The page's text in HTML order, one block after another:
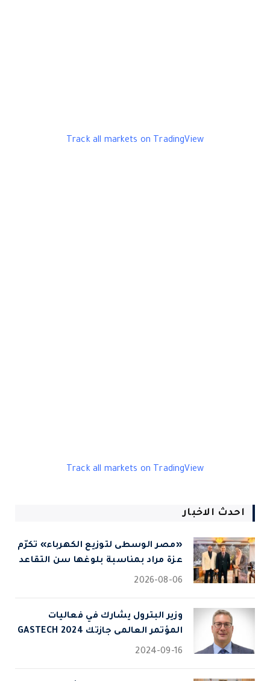
Track all markets on TradingView
Track all markets on TradingView
احدث الاخبار
«مصر الوسطى لتوزيع الكهرباء» تكرّم
عزة مراد بمناسبة بلوغها سن التقاعد
2026-08-06
وزير البترول يشارك في فعاليات
المؤتمر العالمى جازتك 2024 GASTECH
2024-09-16